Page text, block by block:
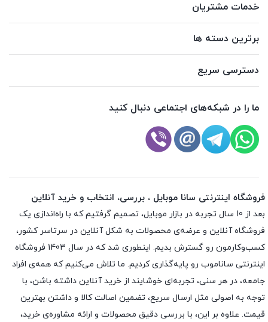
خدمات مشتریان
برترین دسته ها
دسترسی سریع
ما را در شبکه‌های اجتماعی دنبال کنید
فروشگاه اینترنتی سانا موبایل ، بررسی، انتخاب و خرید آنلاین
بعد از 10 سال تجربه در بازار موبایل، تصمیم گرفتیم که با راه‌اندازی یک
فروشگاه آنلاین و عرضه‌ی محصولات به شکل آنلاین در سرتاسر کشور،
کسب‌وکارمون رو گسترش بدیم. اینطوری شد که در سال 1403 فروشگاه
اینترنتی ساناموب رو پایه‌گذاری کردیم. ما تلاش می‌کنیم که همه‌ی افراد
جامعه، در هر سنی، تجربه‌ای خوشایند از خرید آنلاین داشته باشن، با
توجه به اصولی مثل ارسال سریع، تضمین اصالت کالا و داشتن بهترین
قیمت. علاوه بر این، با بررسی دقیق محصولات و ارائه مشاوره‌ی خرید،